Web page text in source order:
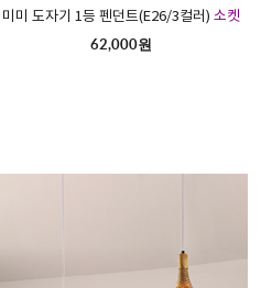
미미 도자기 1등 펜던트(E26/3컬러) 소켓
62,000원